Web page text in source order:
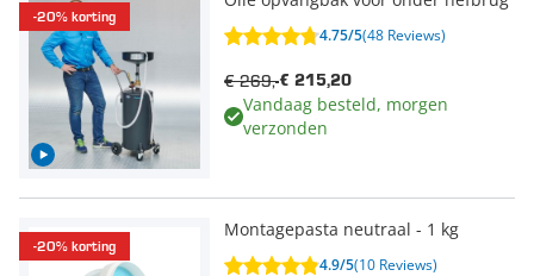
-20% korting
4.75/5(48 Reviews)
€ 215,20
€ 269,-
Vandaag besteld, morgen
verzonden
-20% korting
Montagepasta neutraal - 1 kg
4.9/5(10 Reviews)